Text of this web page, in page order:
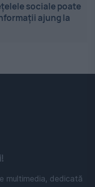
sociale poate
ajung la
multimedia, dedicată